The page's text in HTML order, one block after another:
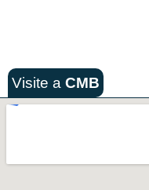
Visite a CMB